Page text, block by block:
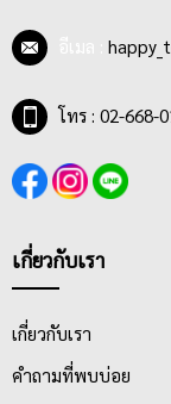
โทร : 02-668-
เกี่ยวกับเรา
เกี่ยวกับเรา
คำถามที่พบบ่อย